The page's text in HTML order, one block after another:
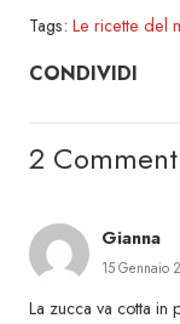
Tags: Le ricette del
CONDIVIDI
2
Gianna
15 Gennaio
La zucca va cotta